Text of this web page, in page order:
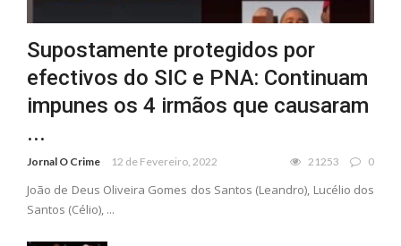
Supostamente protegidos por
efectivos do SIC e PNA: Continuam
impunes os 4 irmãos que causaram
...
Jornal O Crime 12 de Fevereiro, 2022 21253 0
João de Deus Oliveira Gomes dos Santos (Leandro), Lucélio dos
Santos (Célio), ...